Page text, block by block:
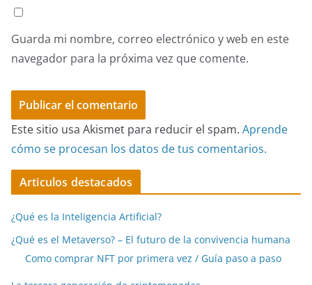
Guarda mi nombre, correo electrónico y web en este
navegador para la próxima vez que comente.
Este sitio usa Akismet para reducir el spam. Aprende
cómo se procesan los datos de tus comentarios.
Articulos destacados
¿Qué es la Inteligencia Artificial?
¿Qué es el Metaverso? – El futuro de la convivencia humana
Como comprar NFT por primera vez / Guía paso a paso